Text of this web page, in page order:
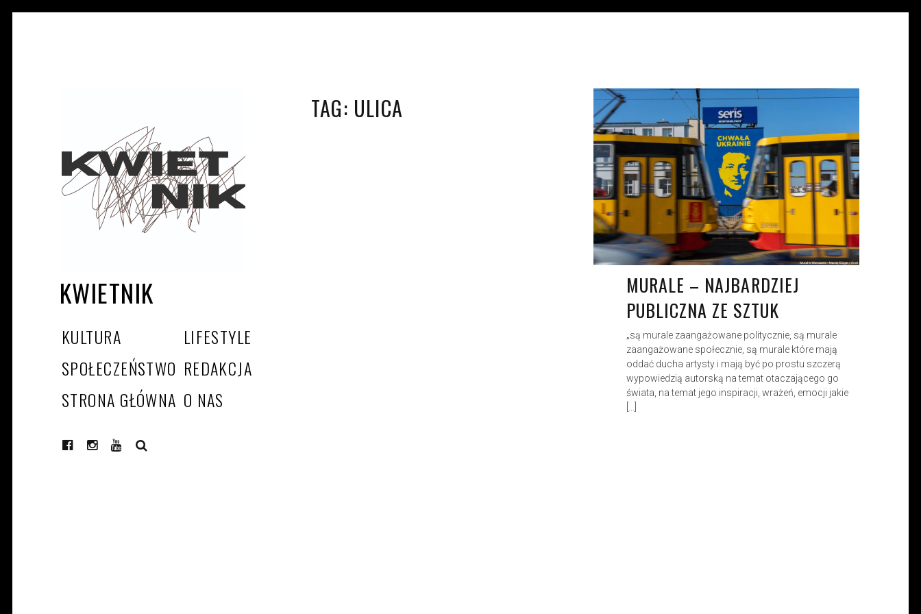
KWIETNIK
KULTURA
LIFESTYLE
SPOŁECZEŃSTWO REDAKCJA
STRONA GŁÓWNA O NAS
TAG: ULICA IVAN PRINUS KW. 5, 2022
MURALE – NAJBARDZIEJ
PUBLICZNA ZE SZTUK
„są murale zaangażowane politycznie, są murale
zaangażowane społecznie, są murale które mają
oddać ducha artysty i mają być po prostu szczerą
wypowiedzią autorską na temat otaczającego go
świata, na temat jego inspiracji, wrażeń, emocji jakie
[…]